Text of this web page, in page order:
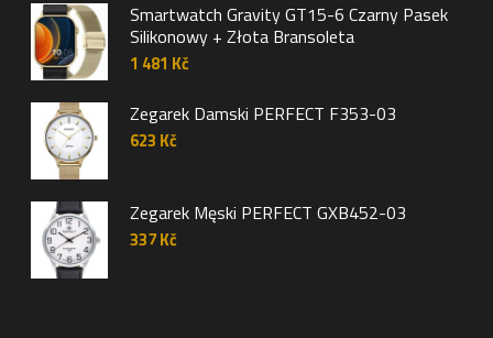
Smartwatch Gravity GT15-6 Czarny Pasek
Silikonowy + Złota Bransoleta
1 481 Kč
Zegarek Damski PERFECT F353-03
623 Kč
Zegarek Męski PERFECT GXB452-03
337Kč